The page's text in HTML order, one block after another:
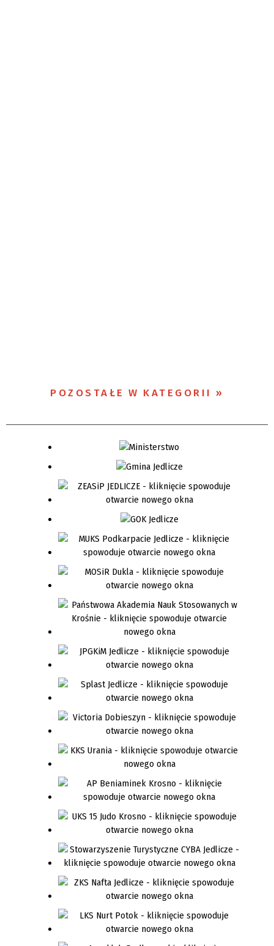
POZOSTAŁE W KATEGORII